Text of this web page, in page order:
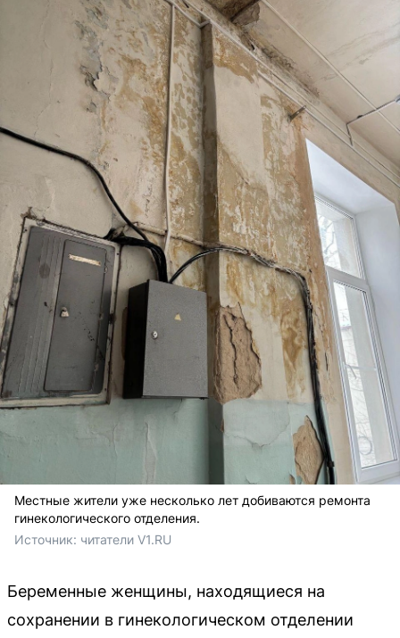
Местные жители уже несколько лет добиваются ремонта
гинекологического отделения.
Источник: читатели V1.RU
Беременные женщины, находящиеся на
сохранении в гинекологическом отделении